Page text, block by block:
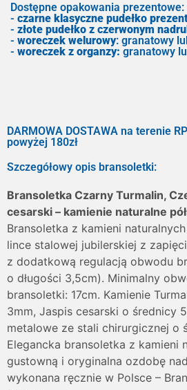
Dostępne opakowania prezentowe:
- czarne klasyczne pudełko
- złote pudełko z czerwonym
- woreczek welurowy: granatowy
- woreczek z organzy: granatowy
DARMOWA DOSTAWA na terenie
powyżej 180zł
Szczegółowy opis bransoletki:
Bransoletka Czarny Turmalin,
cesarski – kamienie naturalne
Bransoletka z kamieni
lince stalowej jubilerskiej z
z dodatkową regulacją obwodu
o długości 3,5cm). Minimalny
bransoletki: 17cm. Kamienie
3mm, Jaspis cesarski o średnicy
metalowe ze stali chirurgicznej o
Elegancka bransoletka z kamieni
gustowną i oryginalna ozdobę
wykonana ręcznie w Polsce –